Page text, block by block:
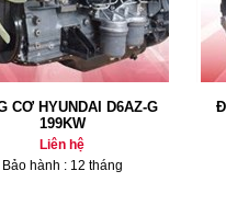
CƠ HYUNDAI D6AZ-G
199KW
Liên hệ
Bảo hành : 12 tháng